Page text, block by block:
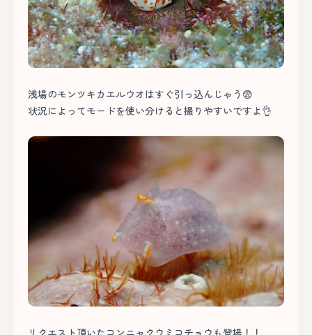
浅場のモンツキカエルウオはすぐ引っ込んじゃう😨
状況によってモードを使い分けると撮りやすいですよ👌